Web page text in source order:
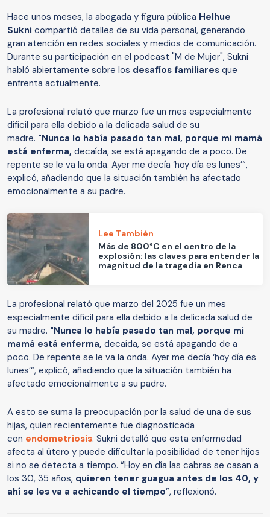
Hace unos meses, la abogada y figura pública Helhue
Sukni compartió detalles de su vida personal, generando
gran atención en redes sociales y medios de comunicación.
Durante su participación en el podcast "M de Mujer", Sukni
habló abiertamente sobre los desafíos familiares que
enfrenta actualmente.
La profesional relató que marzo fue un mes especialmente
difícil para ella debido a la delicada salud de su
madre. "Nunca lo había pasado tan mal, porque mi mamá
está enferma, decaída, se está apagando de a poco. De
repente se le va la onda. Ayer me decía ‘hoy día es lunes’“,
explicó, añadiendo que la situación también ha afectado
emocionalmente a su padre.
Lee También
Más de 800°C en el centro de la
explosión: las claves para entender la
magnitud de la tragedia en Renca
La profesional relató que marzo del 2025 fue un mes
especialmente difícil para ella debido a la delicada salud de
su madre. "Nunca lo había pasado tan mal, porque mi
mamá está enferma, decaída, se está apagando de a
poco. De repente se le va la onda. Ayer me decía ‘hoy día es
lunes’“, explicó, añadiendo que la situación también ha
afectado emocionalmente a su padre.
A esto se suma la preocupación por la salud de una de sus
hijas, quien recientemente fue diagnosticada
con endometriosis. Sukni detalló que esta enfermedad
afecta al útero y puede dificultar la posibilidad de tener hijos
si no se detecta a tiempo. “Hoy en día las cabras se casan a
los 30, 35 años, quieren tener guagua antes de los 40, y
ahí se les va a achicando el tiempo”, reflexionó.